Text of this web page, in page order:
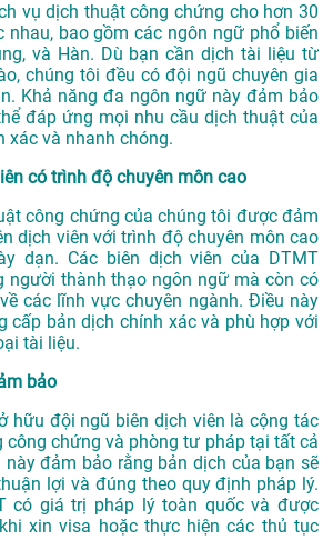
vụ dịch thuật công chứng cho hơn 30
nhau, bao gồm các ngôn ngữ phổ biến
và Hàn. Dù bạn cần dịch tài liệu từ
chúng tôi đều có đội ngũ chuyên gia
Khả năng đa ngôn ngữ này đảm bảo
đáp ứng mọi nhu cầu dịch thuật của
xác và nhanh chóng.
có trình độ chuyên môn cao
công chứng của chúng tôi được đảm
dịch viên với trình độ chuyên môn cao
dạn. Các biên dịch viên của DTMT
người thành thạo ngôn ngữ mà còn có
các lĩnh vực chuyên ngành. Điều này
cấp bản dịch chính xác và phù hợp với
tài liệu.
bảo
hữu đội ngũ biên dịch viên là cộng tác
công chứng và phòng tư pháp tại tất cả
đảm bảo rằng bản dịch của bạn sẽ
lợi và đúng theo quy định pháp lý.
có giá trị pháp lý toàn quốc và được
xin visa hoặc thực hiện các thủ tục